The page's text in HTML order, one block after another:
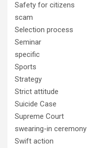
Safety for citizens
scam
Selection process
Seminar
specific
Sports
Strategy
Strict attitude
Suicide Case
Supreme Court
swearing-in ceremony
Swift action